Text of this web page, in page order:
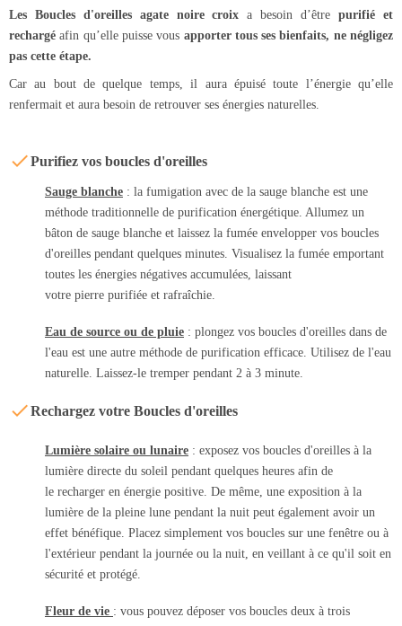
Les Boucles d'oreilles agate noire croixa besoin d’être purifié et
rechargé afin qu’elle puisse vous apporter tous ses bienfaits, ne négligez
pas cette étape.
Car au bout de quelque temps, il aura épuisé toute l’énergie qu’elle
renfermait et aura besoin de retrouver ses énergies naturelles.
Purifiez vos boucles d'oreilles
Sauge blanche : la fumigation avec de la sauge blanche est une
méthode traditionnelle de purification énergétique. Allumez un
bâton de sauge blanche et laissez la fumée envelopper vos boucles
d'oreilles pendant quelques minutes. Visualisez la fumée emportant
toutes les énergies négatives accumulées, laissant
votre pierre purifiée et rafraîchie.
Eau de source ou de pluie : plongez vos boucles d'oreilles dans de
l'eau est une autre méthode de purification efficace. Utilisez de l'eau
naturelle. Laissez-le tremper pendant 2 à 3 minute.
Rechargez votre Boucles d'oreilles
Lumière solaire ou lunaire : exposez vos boucles d'oreilles à la
lumière directe du soleil pendant quelques heures afin de
le recharger en énergie positive. De même, une exposition à la
lumière de la pleine lune pendant la nuit peut également avoir un
effet bénéfique. Placez simplement vos boucles sur une fenêtre ou à
l'extérieur pendant la journée ou la nuit, en veillant à ce qu'il soit en
sécurité et protégé.
Fleur de vie : vous pouvez déposer vos boucles deux à trois